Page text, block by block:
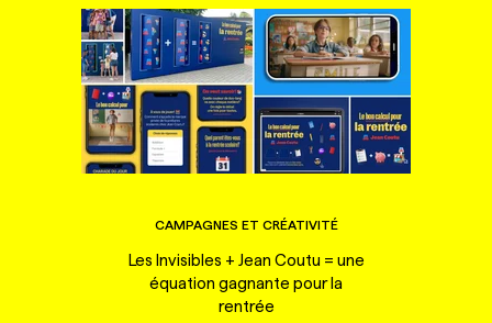
CAMPAGNES ET CRÉATIVITÉ
Les Invisibles + Jean Coutu = une
équation gagnante pour la
rentrée